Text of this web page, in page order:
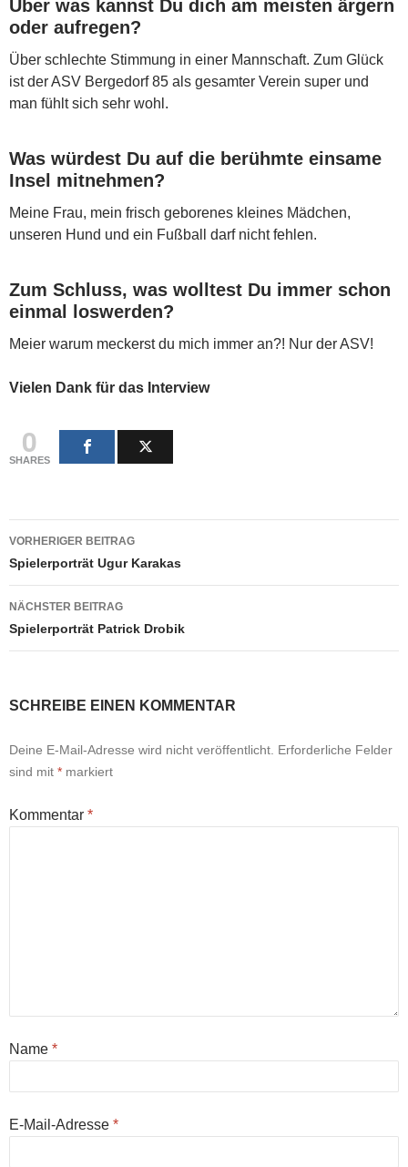
Über was kannst Du dich am meisten ärgern
oder aufregen?
Über schlechte Stimmung in einer Mannschaft. Zum Glück
ist der ASV Bergedorf 85 als gesamter Verein super und
man fühlt sich sehr wohl.
Was würdest Du auf die berühmte einsame
Insel mitnehmen?
Meine Frau, mein frisch geborenes kleines Mädchen,
unseren Hund und ein Fußball darf nicht fehlen.
Zum Schluss, was wolltest Du immer schon
einmal loswerden?
Meier warum meckerst du mich immer an?! Nur der ASV!
Vielen Dank für das Interview
0
SHARES
Beitragsnavigation
VORHERIGER BEITRAG
Spielerporträt Ugur Karakas
NÄCHSTER BEITRAG
Spielerporträt Patrick Drobik
SCHREIBE EINEN KOMMENTAR
Deine E-Mail-Adresse wird nicht veröffentlicht. Erforderliche Felder
sind mit * markiert
Kommentar *
Name *
E-Mail-Adresse *